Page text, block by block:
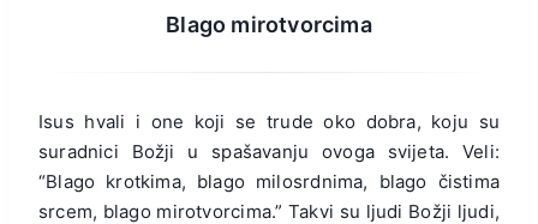
Blago mirotvorcima
Isus hvali i one koji se trude oko dobra, koju su
suradnici Božji u spašavanju ovoga svijeta. Veli:
“Blago krotkima, blago milosrdnima, blago čistima
srcem, blago mirotvorcima.” Takvi su ljudi Božji ljudi,